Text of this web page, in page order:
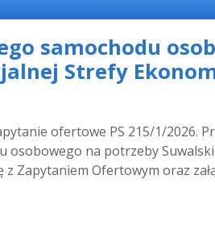
samochodu
Strefy
ofertowe PS 215/1/2026.
osobowego na potrzeby
Zapytaniem Ofertowym oraz